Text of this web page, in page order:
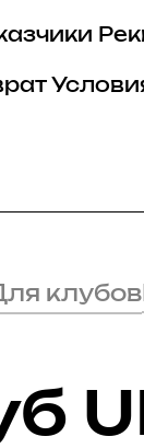
клубов